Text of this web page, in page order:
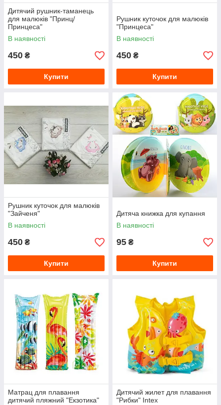
Дитячий рушник-таманець
для малюків "Принц/
Принцеса"
В наявності
450 ₴
Купити
Рушник куточок для малюків
"Принцеса"
В наявності
450 ₴
Купити
Рушник куточок для малюків
"Зайченя"
В наявності
450 ₴
Купити
Дитяча книжка для купання
В наявності
95 ₴
Купити
Матрац для плавання
дитячий пляжний "Екзотика"
Дитячий жилет для плавання
"Рибки" Intex